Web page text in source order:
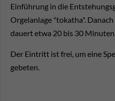
Einführung in die
Orgelanlage "tokatha".
dauert etwa 20 bis 30
Der Eintritt ist frei, um eine
gebeten.